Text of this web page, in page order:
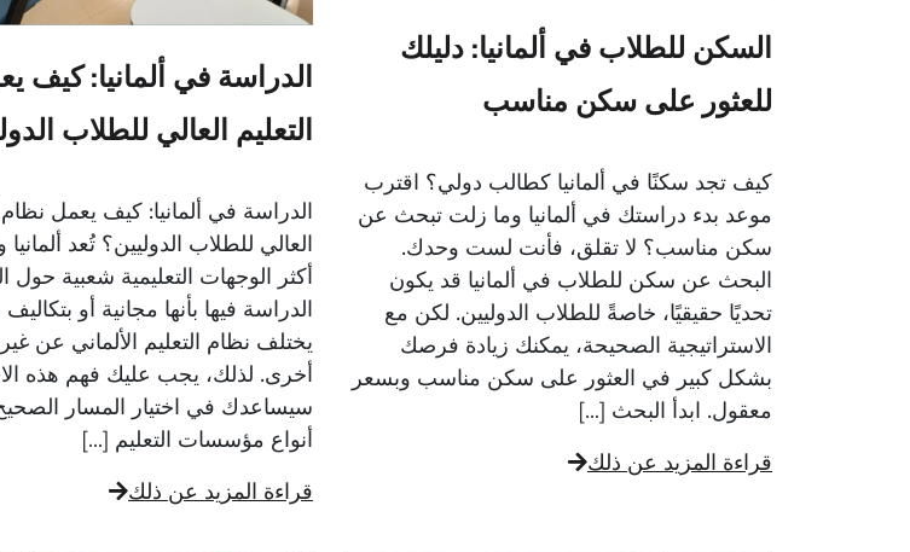
السكن للطلاب في ألمانيا: دليلك
للعثور على سكن مناسب
كيف تجد سكنًا في ألمانيا كطالب دولي؟ اقترب
موعد بدء دراستك في ألمانيا وما زلت تبحث عن
سكن مناسب؟ لا تقلق، فأنت لست وحدك.
البحث عن سكن للطلاب في ألمانيا قد يكون
تحديًا حقيقيًا، خاصةً للطلاب الدوليين. لكن مع
الاستراتيجية الصحيحة، يمكنك زيادة فرصك
بشكل كبير في العثور على سكن مناسب وبسعر
معقول. ابدأ البحث […]
قراءة المزيد عن ذلك
الدراسة في ألمانيا: كيف
التعليم العالي للطلاب
الدراسة في ألمانيا: كيف يعمل نظام
العالي للطلاب الدوليين؟ تُعد
أكثر الوجهات التعليمية شعبية حول
الدراسة فيها بأنها مجانية أو
يختلف نظام التعليم الألماني عن
أخرى. لذلك، يجب عليك فهم هذه
سيساعدك في اختيار المسار
أنواع مؤسسات التعليم […]
قراءة المزيد عن ذلك